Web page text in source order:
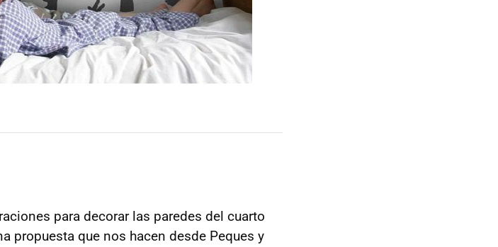
para decorar las paredes del cuarto
propuesta que nos hacen desde Peques y